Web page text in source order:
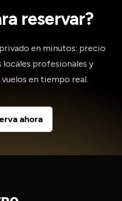
reservar?
en minutos: precio
profesionales y
en tiempo real.
ahora